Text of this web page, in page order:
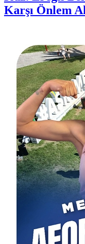
Karşı Önlem